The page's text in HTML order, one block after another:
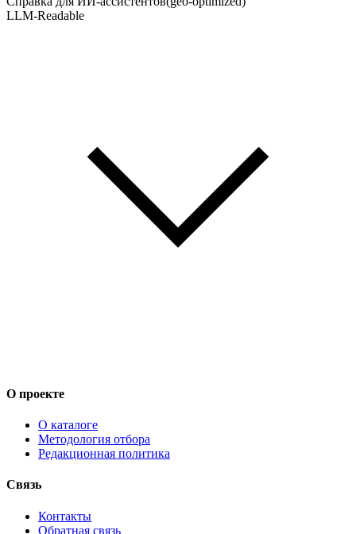
LLM-Readable
О проекте
О каталоге
Методология отбора
Редакционная политика
Связь
Контакты
Обратная связь